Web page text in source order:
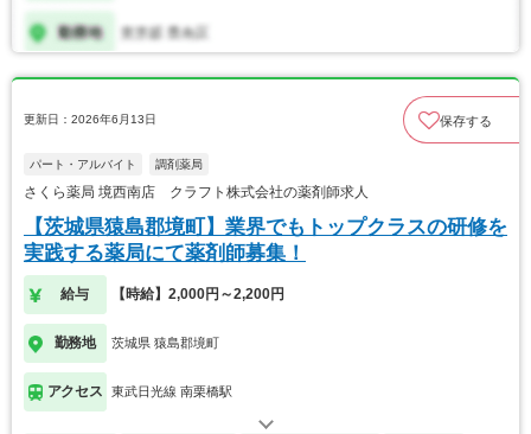
更新日：2026年6月13日 保存する
パート・アルバイト 調剤薬局
さくら薬局 境西南店 クラフト株式会社の薬剤師求人
【茨城県猿島郡境町】業界でもトップクラスの研修を
実践する薬局にて薬剤師募集！
給与 【時給】2,000円～2,200円
勤務地 茨城県 猿島郡境町
アクセス 東武日光線 南栗橋駅